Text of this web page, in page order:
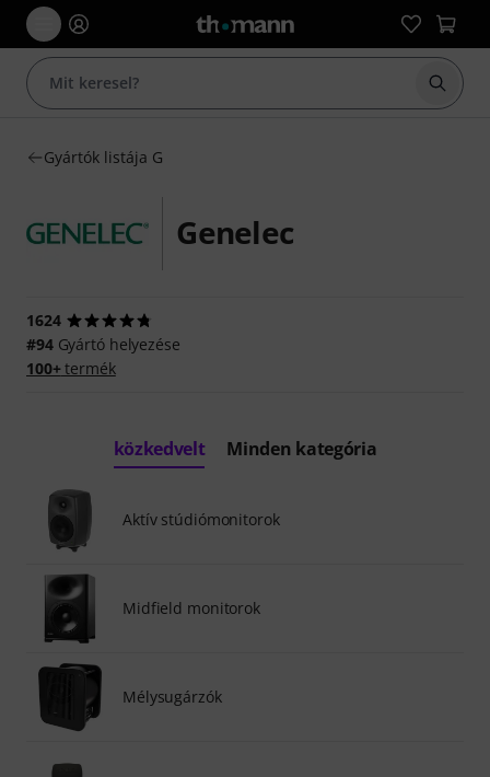
Gyártók listája G
Genelec
1624
#94Gyártó helyezése
100+termék
közkedvelt Minden kategória
Aktív stúdiómonitorok
Midfield monitorok
Mélysugárzók